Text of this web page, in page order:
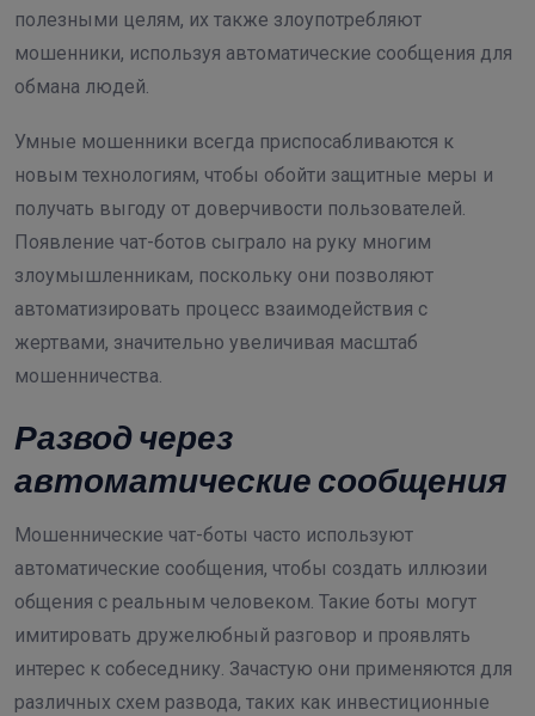
полезными целям, их также злоупотребляют
мошенники, используя автоматические сообщения для
обмана людей.
Умные мошенники всегда приспосабливаются к
новым технологиям, чтобы обойти защитные меры и
получать выгоду от доверчивости пользователей.
Появление чат-ботов сыграло на руку многим
злоумышленникам, поскольку они позволяют
автоматизировать процесс взаимодействия с
жертвами, значительно увеличивая масштаб
мошенничества.
Развод через
автоматические сообщения
Мошеннические чат-боты часто используют
автоматические сообщения, чтобы создать иллюзии
общения с реальным человеком. Такие боты могут
имитировать дружелюбный разговор и проявлять
интерес к собеседнику. Зачастую они применяются для
различных схем развода, таких как инвестиционные